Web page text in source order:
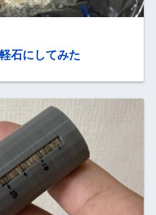
石にしてみた